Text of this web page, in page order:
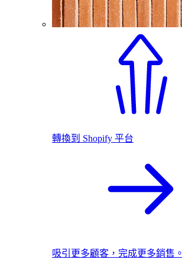
轉換到 Shopify 平台
吸引更多顧客，完成更多銷售。